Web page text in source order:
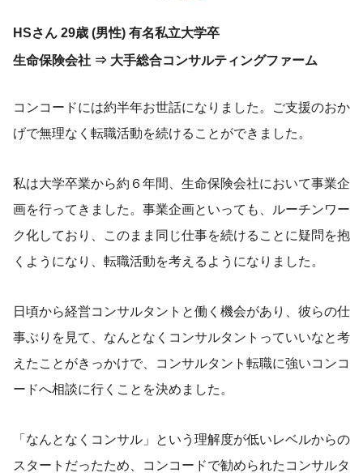
HSさん 29歳 (男性) 有名私立大学卒
生命保険会社 ⇒ 大手総合コンサルティングファーム
コンコードには約半年お世話になりました。ご支援のおか
げで無理なく転職活動を続けることができました。
私は大学卒業から約６年間、生命保険会社において事業企
画を行ってきました。事業企画といっても、ルーチンワー
ク化しており、このまま同じ仕事を続けることに疑問を抱
くようになり、転職活動を考えるようになりました。
日頃から経営コンサルタントと働く機会があり、彼らの仕
事ぶりを見て、なんとなくコンサルタントっていいなと考
えたことがきっかけで、コンサルタント転職に強いコンコ
ードへ相談に行くことを決めました。
「なんとなくコンサル」という理解度が低いレベルからの
スタートだったため、コンコードで勧められたコンサルタ